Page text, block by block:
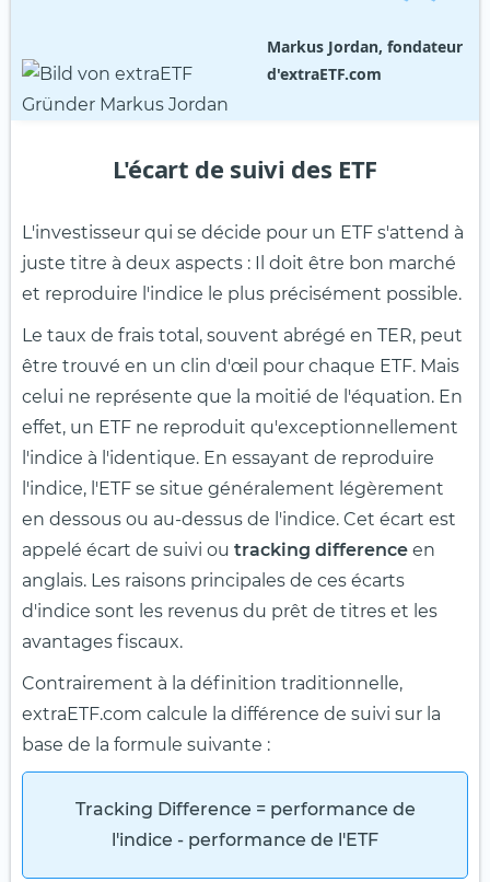
Markus Jordan, fondateur
d'extraETF.com
L'écart de suivi des ETF
L'investisseur qui se décide pour un ETF s'attend à
juste titre à deux aspects : Il doit être bon marché
et reproduire l'indice le plus précisément possible.
Le taux de frais total, souvent abrégé en TER, peut
être trouvé en un clin d'œil pour chaque ETF. Mais
celui ne représente que la moitié de l'équation. En
effet, un ETF ne reproduit qu'exceptionnellement
l'indice à l'identique. En essayant de reproduire
l'indice, l'ETF se situe généralement légèrement
en dessous ou au-dessus de l'indice. Cet écart est
appelé écart de suivi ou tracking difference en
anglais. Les raisons principales de ces écarts
d'indice sont les revenus du prêt de titres et les
avantages fiscaux.
Contrairement à la définition traditionnelle,
extraETF.com calcule la différence de suivi sur la
base de la formule suivante :
Tracking Difference = performance de
l'indice - performance de l'ETF